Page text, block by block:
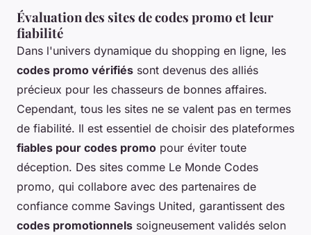
Évaluation des sites de codes promo et leur
fiabilité
Dans l'univers dynamique du shopping en ligne, les
codes promo vérifiés sont devenus des alliés
précieux pour les chasseurs de bonnes affaires.
Cependant, tous les sites ne se valent pas en termes
de fiabilité. Il est essentiel de choisir des plateformes
fiables pour codes promo pour éviter toute
déception. Des sites comme Le Monde Codes
promo, qui collabore avec des partenaires de
confiance comme Savings United, garantissent des
codes promotionnels soigneusement validés selon